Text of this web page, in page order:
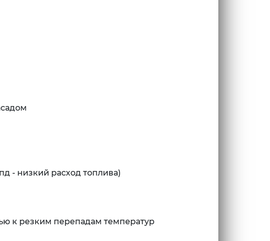
- низкий расход топлива)
к резким перепадам температур